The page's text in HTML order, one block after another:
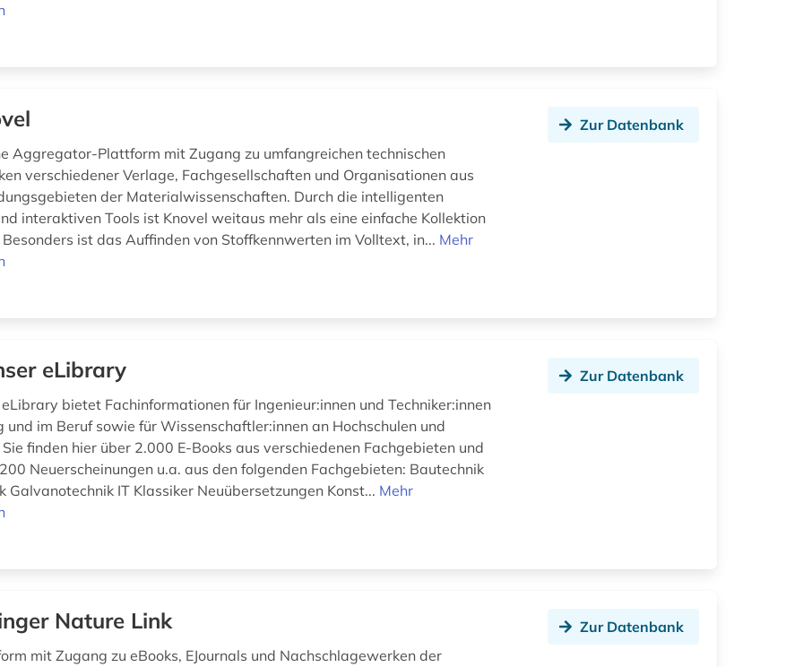
Aggregator-Plattform mit Zugang zu umfangreichen technischen
verschiedener Verlage, Fachgesellschaften und Organisationen aus
der Materialwissenschaften. Durch die intelligenten
interaktiven Tools ist Knovel weitaus mehr als eine einfache Kollektion
Besonders ist das Auffinden von Stoffkennwerten im Volltext, in... Mehr
Zur Datenbank
eLibrary
eLibrary bietet Fachinformationen für Ingenieur:innen und Techniker:innen
und im Beruf sowie für Wissenschaftler:innen an Hochschulen und
finden hier über 2.000 E-Books aus verschiedenen Fachgebieten und
Neuerscheinungen u.a. aus den folgenden Fachgebieten: Bautechnik
Galvanotechnik IT Klassiker Neuübersetzungen Konst... Mehr
Zur Datenbank
Nature Link
mit Zugang zu eBooks, EJournals und Nachschlagewerken der
Zur Datenbank